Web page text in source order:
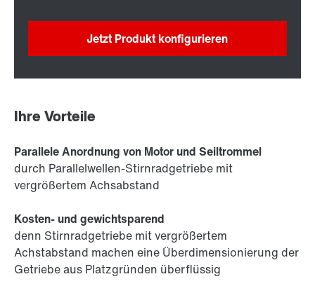
Jetzt Produkt konfigurieren
Ihre Vorteile
Parallele Anordnung von Motor und Seiltrommel
durch Parallelwellen-Stirnradgetriebe mit
vergrößertem Achsabstand
Kosten- und gewichtsparend
denn Stirnradgetriebe mit vergrößertem
Achstabstand machen eine Überdimensionierung der
Getriebe aus Platzgründen überflüssig